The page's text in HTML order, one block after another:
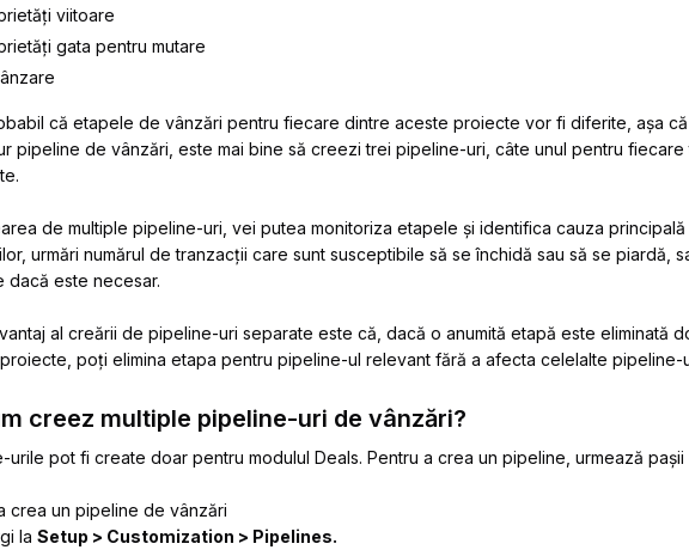
viitoare
gata pentru mutare
că etapele de vânzări pentru fiecare dintre aceste proiecte vor fi diferite, așa
pipeline de vânzări, este mai bine să creezi trei pipeline-uri, câte unul pentru
de multiple pipeline-uri, vei putea monitoriza etapele și identifica cauza principală
urmări numărul de tranzacții care sunt susceptibile să se închidă sau să se piardă,
dacă este necesar.
al creării de pipeline-uri separate este că, dacă o anumită etapă este eliminată
poți elimina etapa pentru pipeline-ul relevant fără a afecta celelalte pipeline-
creez multiple pipeline-uri de vânzări?
urile pot fi create doar pentru modulul Deals. Pentru a crea un pipeline, urmează pașii
crea un pipeline de vânzări
la Setup > Customization > Pipelines.